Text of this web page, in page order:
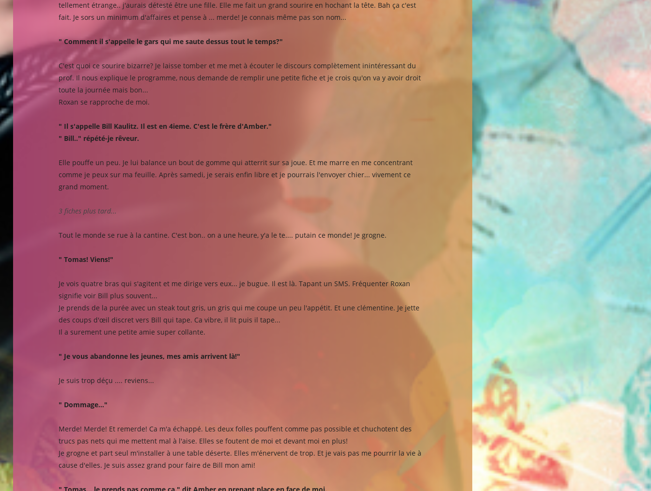
tellement étrange.. j'aurais détesté être une fille. Elle me fait un grand sourire en hochant la tête. Bah ça c'est
fait. Je sors un minimum d'affaires et pense à ... merde! Je connais même pas son nom...
" Comment il s'appelle le gars qui me saute dessus tout le temps?"
C'est quoi ce sourire bizarre? Je laisse tomber et me met à écouter le discours complètement inintéressant du
prof. Il nous explique le programme, nous demande de remplir une petite fiche et je crois qu'on va y avoir droit
toute la journée mais bon...
Roxan se rapproche de moi.
" Il s'appelle Bill Kaulitz. Il est en 4ieme. C'est le frère d'Amber."
" Bill.." répété-je rêveur.
Elle pouffe un peu. Je lui balance un bout de gomme qui atterrit sur sa joue. Et me marre en me concentrant
comme je peux sur ma feuille. Après samedi, je serais enfin libre et je pourrais l'envoyer chier... vivement ce
grand moment.
3 fiches plus tard...
Tout le monde se rue à la cantine. C'est bon.. on a une heure, y'a le te.... putain ce monde! Je grogne.
" Tomas! Viens!"
Je vois quatre bras qui s'agitent et me dirige vers eux... je bugue. Il est là. Tapant un SMS. Fréquenter Roxan
signifie voir Bill plus souvent...
Je prends de la purée avec un steak tout gris, un gris qui me coupe un peu l'appétit. Et une clémentine. Je jette
des coups d'œil discret vers Bill qui tape. Ca vibre, il lit puis il tape...
Il a surement une petite amie super collante.
" Je vous abandonne les jeunes, mes amis arrivent là!"
Je suis trop déçu .... reviens...
" Dommage..."
Merde! Merde! Et remerde! Ca m'a échappé. Les deux folles pouffent comme pas possible et chuchotent des
trucs pas nets qui me mettent mal à l'aise. Elles se foutent de moi et devant moi en plus!
Je grogne et part seul m'installer à une table déserte. Elles m'énervent de trop. Et je vais pas me pourrir la vie à
cause d'elles. Je suis assez grand pour faire de Bill mon ami!